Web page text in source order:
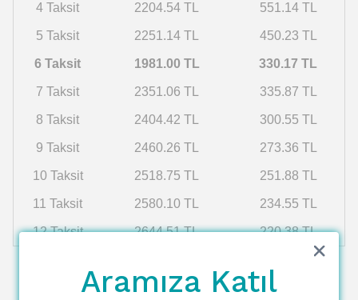
4 Taksit 2204.54 TL 551.14 TL
5 Taksit 2251.14 TL 450.23 TL
6 Taksit 1981.00 TL 330.17 TL
7 Taksit 2351.06 TL 335.87 TL
8 Taksit 2404.42 TL 300.55 TL
9 Taksit 2460.26 TL 273.36 TL
10 Taksit 2518.75 TL 251.88 TL
11 Taksit 2580.10 TL 234.55 TL
12 Taksit 2644.51 TL 220.38 TL
Aramıza Katıl